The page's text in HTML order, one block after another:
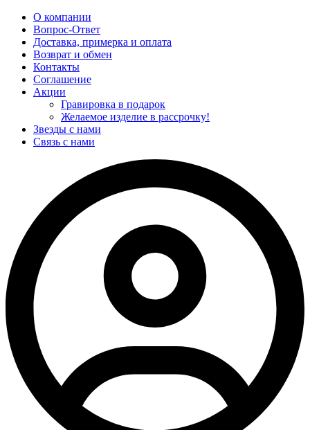
О компании
Вопрос-Ответ
Доставка, примерка и оплата
Возврат и обмен
Контакты
Соглашение
Акции
Гравировка в подарок
Желаемое изделие в рассрочку!
Звезды с нами
Связь с нами